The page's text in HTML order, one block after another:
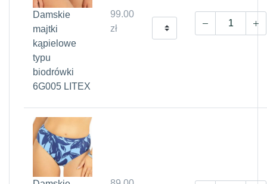
Damskie
majtki
kąpielowe
typu
biodrówki
6G005 LITEX
99.00
zł